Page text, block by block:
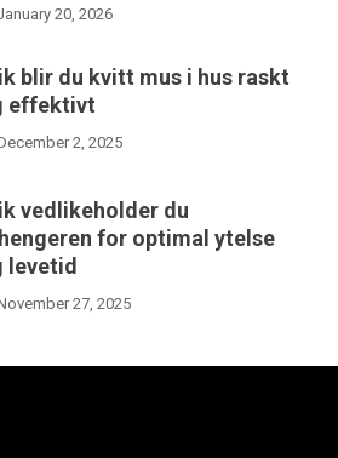
20, 2026
blir du kvitt mus i hus raskt
effektivt
2, 2025
vedlikeholder du
for optimal ytelse
levetid
27, 2025